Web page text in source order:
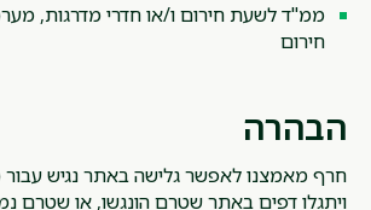
ממ"ד לשעת חירום ו/או חדרי מדרגות,
חירום
הבהרה
חרף מאמצנו לאפשר גלישה באתר נגיש עבור
ויתגלו דפים באתר שטרם הונגשו, או שטרם